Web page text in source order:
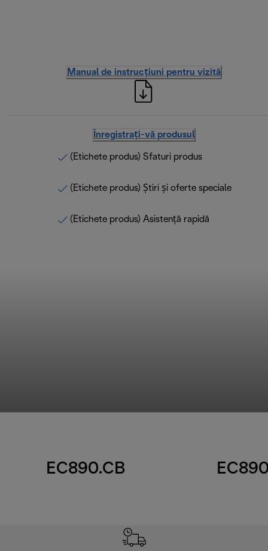
Manual de instrucțiuni pentru vizită
Înregistrați-vă produsul
(Etichete produs) Sfaturi produs
(Etichete produs) Știri și oferte speciale
(Etichete produs) Asistență rapidă
EC890.CB